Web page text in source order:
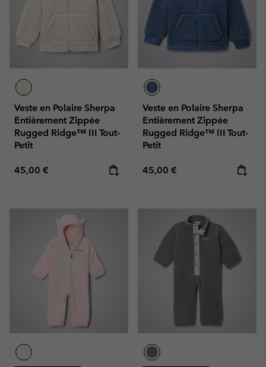
Veste en Polaire Sherpa
Entièrement Zippée
Rugged Ridge™ III Tout-
Petit
Regular price:
45,00 €
Veste en Polaire Sherpa
Entièrement Zippée
Rugged Ridge™ III Tout-
Petit
Regular price:
45,00 €